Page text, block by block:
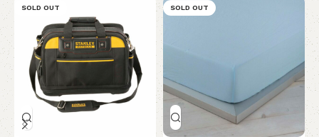
SOLD OUT SOLD OUT